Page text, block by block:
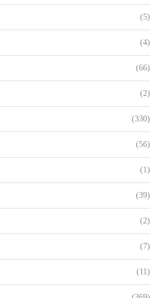
(5)
(4)
(66)
(2)
(330)
(56)
(1)
(39)
(2)
(7)
(11)